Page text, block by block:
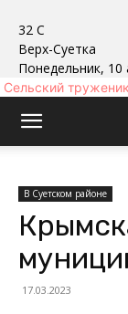
32 C
Верх-Суетка
Понедельник, 10
Сельский труженик
В Суетском районе
17.03.2023